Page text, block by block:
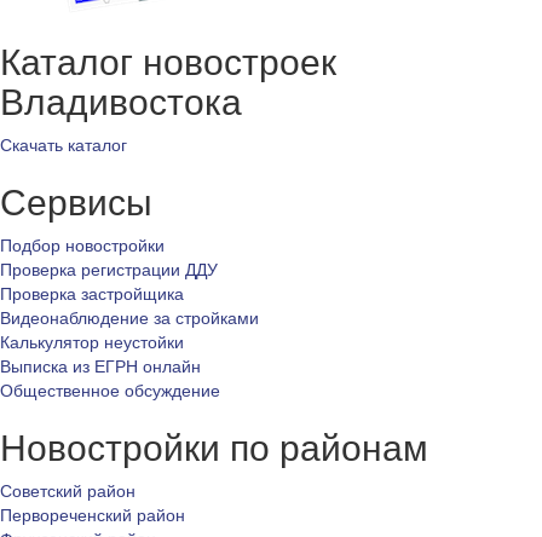
Каталог новостроек
Владивостока
Скачать каталог
Сервисы
Подбор новостройки
Проверка регистрации ДДУ
Проверка застройщика
Видеонаблюдение за стройками
Калькулятор неустойки
Выписка из ЕГРН онлайн
Общественное обсуждение
Новостройки по районам
Советский район
Первореченский район